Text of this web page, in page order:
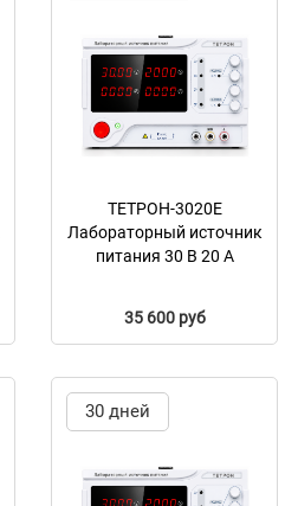
ТЕТРОН-3020Е
Лабораторный источник
питания 30 В 20 А
35 600 руб
30 дней